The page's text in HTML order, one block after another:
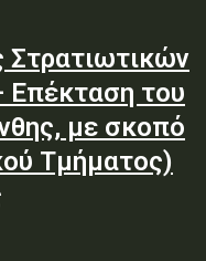
Επέκταση του
με σκοπό
Τμήματος)